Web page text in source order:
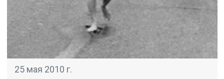
25 мая 2010 г.